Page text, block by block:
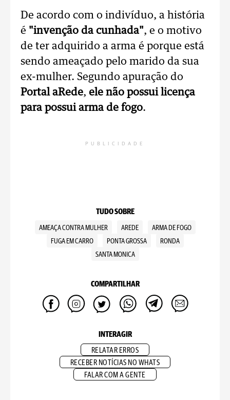
De acordo com o indivíduo, a história
é "invenção da cunhada", e o motivo
de ter adquirido a arma é porque está
sendo ameaçado pelo marido da sua
ex-mulher. Segundo apuração do
Portal aRede, ele não possui licença
para possui arma de fogo.
PUBLICIDADE
TUDO SOBRE
AMEAÇA CONTRA MULHER AREDE
ARMA DE FOGO
FUGA EM CARRO
PONTA GROSSA
RONDA
SANTA MONICA
COMPARTILHAR
INTERAGIR
RELATAR ERROS
RECEBER NOTÍCIAS NO WHATS
FALAR COM A GENTE